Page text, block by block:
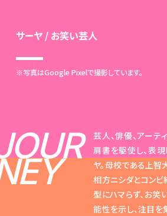
サーヤ / お笑い芸人
※写真はGoogle Pixelで撮影しています。
芸人、俳優、アーテ
肩書を駆使し、表現
ヤ。母校である上智
相方ニシダとコンビ
型にハマらず、お笑
能性を示し、注目を